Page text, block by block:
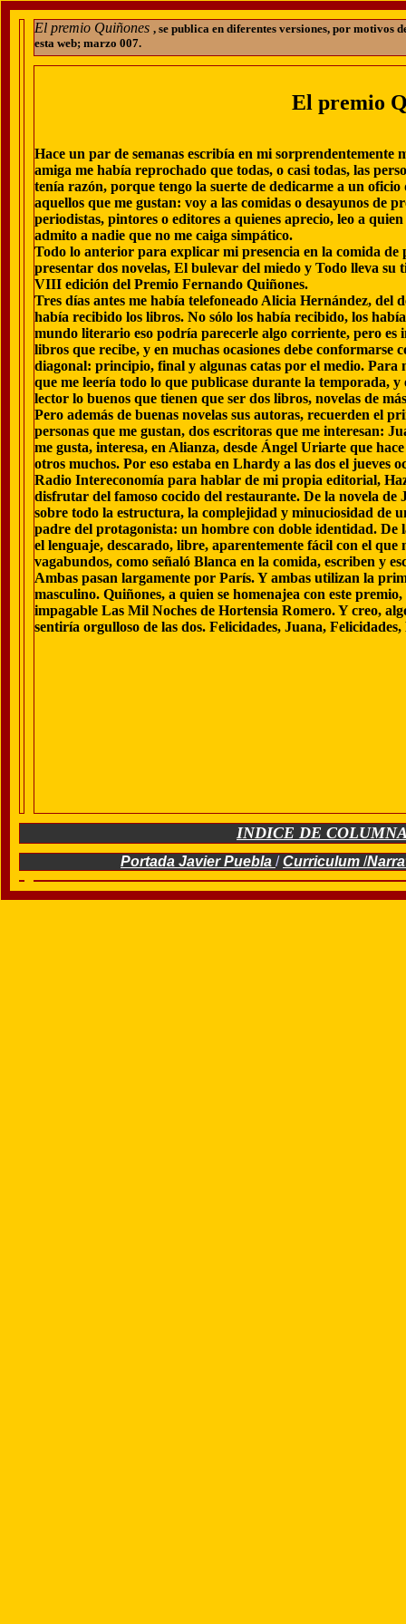
El premio Quiñones , se publica en diferentes versiones, por motivos
esta web; marzo 007.
El premio
Hace un par de semanas escribía en mi
amiga me había reprochado que todas, o casi todas, las
tenía razón, porque tengo la suerte de dedicarme a un
aquellos que me gustan: voy a las comidas o desayunos de
periodistas, pintores o editores a quienes aprecio, leo a
admito a nadie que no me caiga simpático.
Todo lo anterior para explicar mi presencia en la comida
presentar dos novelas, El bulevar del miedo y Todo lleva
VIII edición del Premio Fernando Quiñones.
Tres días antes me había telefoneado Alicia Hernández,
había recibido los libros. No sólo los había recibido, los
mundo literario eso podría parecerle algo corriente, pero
libros que recibe, y en muchas ocasiones debe conformarse
diagonal: principio, final y algunas catas por el medio.
que me leería todo lo que publicase durante la temporada,
lector lo buenos que tienen que ser dos libros, novelas de
Pero además de buenas novelas sus autoras, recuerden el
personas que me gustan, dos escritoras que me interesan:
me gusta, interesa, en Alianza, desde Ángel Uriarte que
otros muchos. Por eso estaba en Lhardy a las dos el jueves
Radio Intereconomía para hablar de mi propia editorial,
disfrutar del famoso cocido del restaurante. De la novela
sobre todo la estructura, la complejidad y minuciosidad de
padre del protagonista: un hombre con doble identidad. De
el lenguaje, descarado, libre, aparentemente fácil con el
vagabundos, como señaló Blanca en la comida, escriben y
Ambas pasan largamente por París. Y ambas utilizan la
masculino. Quiñones, a quien se homenajea con este
impagable Las Mil Noches de Hortensia Romero. Y creo,
sentiría orgulloso de las dos. Felicidades, Juana, Felicidades,
INDICE DE
Portada Javier Puebla /Curriculum /